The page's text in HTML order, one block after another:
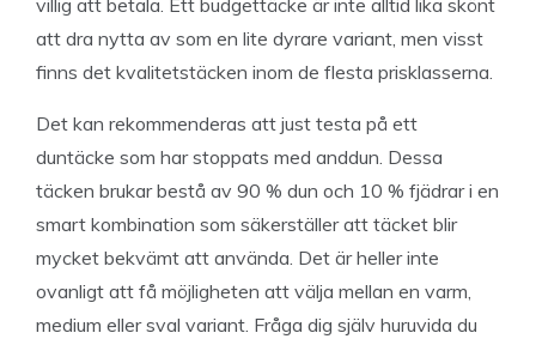
villig att betala. Ett budgettäcke är inte alltid lika skönt
att dra nytta av som en lite dyrare variant, men visst
finns det kvalitetstäcken inom de flesta prisklasserna.
Det kan rekommenderas att just testa på ett
duntäcke som har stoppats med anddun. Dessa
täcken brukar bestå av 90 % dun och 10 % fjädrar i en
smart kombination som säkerställer att täcket blir
mycket bekvämt att använda. Det är heller inte
ovanligt att få möjligheten att välja mellan en varm,
medium eller sval variant. Fråga dig själv huruvida du